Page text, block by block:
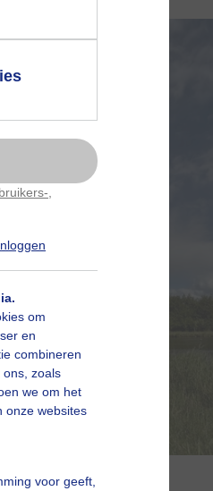
om
en
combineren
zoals
we om het
onze websites
voor geeft,
op hebt
up uit
deze pop-up